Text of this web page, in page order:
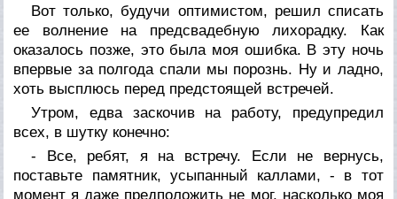
Вот только, будучи оптимистом, решил списать
ее волнение на предсвадебную лихорадку. Как
оказалось позже, это была моя ошибка. В эту ночь
впервые за полгода спали мы порознь. Ну и ладно,
хоть высплюсь перед предстоящей встречей.
Утром, едва заскочив на работу, предупредил
всех, в шутку конечно:
- Все, ребят, я на встречу. Если не вернусь,
поставьте памятник, усыпанный каллами, - в тот
момент я даже предположить не мог, насколько моя